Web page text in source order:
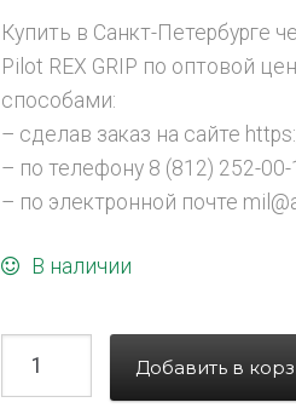
Купить в Санкт-Петербурге
Рilot REX GRIP по оптовой
способами:
– сделав заказ на сайте
– по телефону 8 (812) 252-
– по электронной почте
В наличии
Добавить в